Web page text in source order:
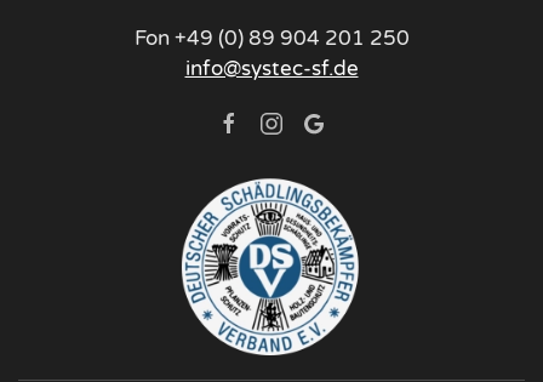
Fon +49 (0) 89 904 201 250
info@systec-sf.de